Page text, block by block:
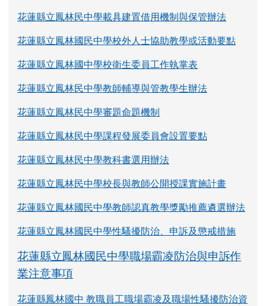
花蓮縣立鳳林民中學載具建置借用機制與保管辦法
花蓮縣立鳳林國民中學校外人士協助教學或活動要點
花蓮縣立鳳林國中學校衛生委員工作執掌表
花蓮縣立鳳林民中學教師輔導與管教學生辦法
花蓮縣立鳳林民中學審題命題機制
花蓮縣立鳳林民中學課程發展委員會設置要點
花蓮縣立鳳林民中學教科書選用辦法
花蓮縣立鳳林民中學校長與教師公開授課實施計畫
花蓮縣立鳳林國民中學教師認真教學獎勵推薦遴選辦法
花蓮縣立鳳林國民中學性騷擾防治、申訴及懲戒措施
花蓮縣立鳳林國民中學職場霸凌防治與申訴作
業注意事項
花蓮縣鳳林國中 教職員工職場霸凌及職場性騷擾防治資